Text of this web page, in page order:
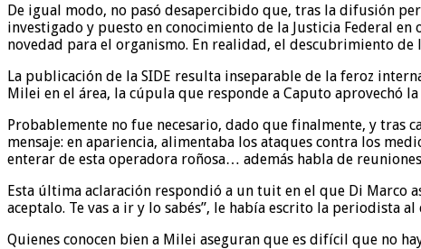
De igual modo, no pasó desapercibido que, tras la difusión
investigado y puesto en conocimiento de la Justicia Federal
novedad para el organismo. En realidad, el descubrimiento
La publicación de la SIDE resulta inseparable de la feroz
Milei en el área, la cúpula que responde a Caputo aprovechó
Probablemente no fue necesario, dado que finalmente, y tras
mensaje: en apariencia, alimentaba los ataques contra los
enterar de esta operadora roñosa… además habla de
Esta última aclaración respondió a un tuit en el que Di Marco
aceptalo. Te vas a ir y lo sabés”, le había escrito la periodista
Quienes conocen bien a Milei aseguran que es difícil que no